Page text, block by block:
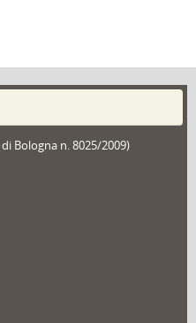
Bologna n. 8025/2009)